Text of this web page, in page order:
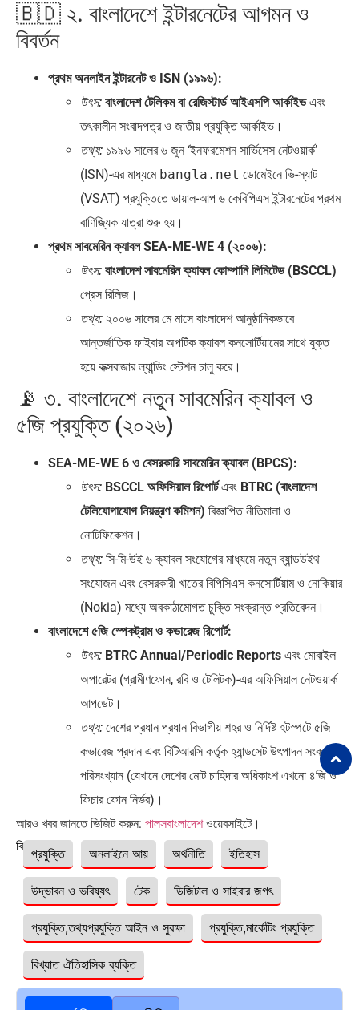
🇧🇩 ২. বাংলাদেশে ইন্টারনেটের আগমন ও
বিবর্তন
প্রথম অনলাইন ইন্টারনেট ও ISN (১৯৯৬):
উৎস: বাংলাদেশ টেলিকম বা রেজিস্টার্ড আইএসপি আর্কাইভএবং
তৎকালীন সংবাদপত্র ও জাতীয় প্রযুক্তি আর্কাইভ।
তথ্য: ১৯৯৬ সালের ৬ জুন ‘ইনফরমেশন সার্ভিসেস নেটওয়ার্ক’
(ISN)-এর মাধ্যমে bangla.net ডোমেইনে ভি-স্যাট
(VSAT) প্রযুক্তিতে ডায়াল-আপ ৬ কেবিপিএস ইন্টারনেটের প্রথম
বাণিজ্যিক যাত্রা শুরু হয়।
প্রথম সাবমেরিন ক্যাবল SEA-ME-WE 4 (২০০৬):
উৎস: বাংলাদেশ সাবমেরিন ক্যাবল কোম্পানি লিমিটেড (BSCCL)
প্রেস রিলিজ।
তথ্য: ২০০৬ সালের মে মাসে বাংলাদেশ আনুষ্ঠানিকভাবে
আন্তর্জাতিক ফাইবার অপটিক ক্যাবল কনসোর্টিয়ামের সাথে যুক্ত
হয়ে কক্সবাজার ল্যান্ডিং স্টেশন চালু করে।
📡 ৩. বাংলাদেশে নতুন সাবমেরিন ক্যাবল ও
৫জি প্রযুক্তি (২০২৬)
SEA-ME-WE 6 ও বেসরকারি সাবমেরিন ক্যাবল (BPCS):
উৎস: BSCCL অফিসিয়াল রিপোর্টএবং BTRC (বাংলাদেশ
টেলিযোগাযোগ নিয়ন্ত্রণ কমিশন) বিজ্ঞাপিত নীতিমালা ও
নোটিফিকেশন।
তথ্য: সি-মি-উই ৬ ক্যাবল সংযোগের মাধ্যমে নতুন ব্যান্ডউইথ
সংযোজন এবং বেসরকারী খাতের বিপিসিএস কনসোর্টিয়াম ও নোকিয়ার
(Nokia) মধ্যে অবকাঠামোগত চুক্তি সংক্রান্ত প্রতিবেদন।
বাংলাদেশে ৫জি স্পেকট্রাম ও কভারেজ রিপোর্ট:
উৎস: BTRC Annual/Periodic Reports এবং মোবাইল
অপারেটর (গ্রামীণফোন, রবি ও টেলিটক)-এর অফিসিয়াল নেটওয়ার্ক
আপডেট।
তথ্য: দেশের প্রধান প্রধান বিভাগীয় শহর ও নির্দিষ্ট হটস্পটে ৫জি
কভারেজ প্রদান এবং বিটিআরসি কর্তৃক হ্যান্ডসেট উৎপাদন সংক্রান্ত
পরিসংখ্যান (যেখানে দেশের মোট চাহিদার অধিকাংশ এখনো ৪জি ও
ফিচার ফোন নির্ভর)।
আরও খবর জানতে ভিজিট করুন: পালসবাংলাদেশওয়েবসাইটে।
বিষয়ঃপ্রযুক্তি অনলাইনে আয় অর্থনীতি ইতিহাস
উদ্ভাবন ও ভবিষ্যৎ টেক ডিজিটাল ও সাইবার জগৎ
প্রযুক্তি,তথ্যপ্রযুক্তি আইন ও সুরক্ষা প্রযুক্তি,মার্কেটিং প্রযুক্তি
বিখ্যাত ঐতিহাসিক ব্যক্তি